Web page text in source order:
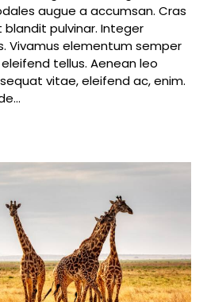
augue a accumsan. Cras
pulvinar. Integer
Vivamus elementum semper
tellus. Aenean leo
vitae, eleifend ac, enim.